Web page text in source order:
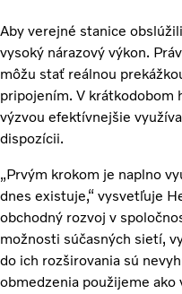
Aby verejné stanice
vysoký nárazový výkon.
môžu stať reálnou
pripojením. V krátkodobom
výzvou efektívnejšie
dispozícii.
„Prvým krokom je naplno
dnes existuje,“ vysvetľuje
obchodný rozvoj v
možnosti súčasných sietí,
do ich rozširovania sú
obmedzenia použijeme